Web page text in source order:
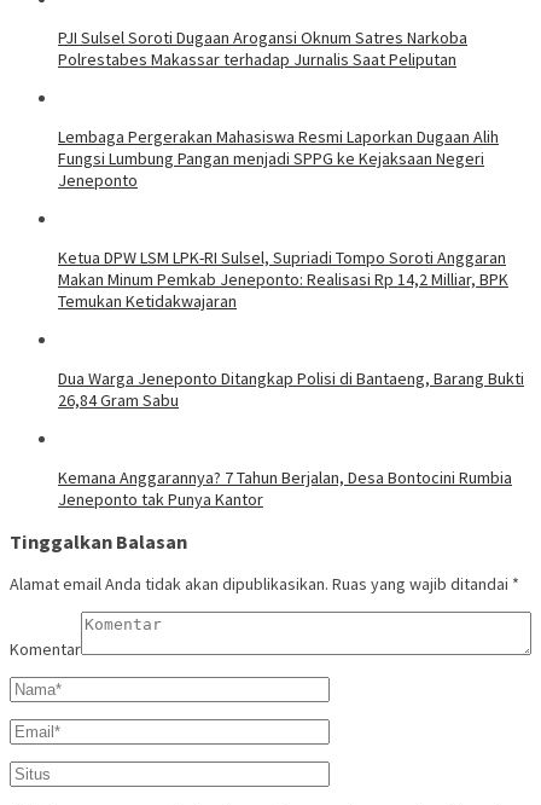
PJI Sulsel Soroti Dugaan Arogansi Oknum Satres Narkoba
Polrestabes Makassar terhadap Jurnalis Saat Peliputan
Lembaga Pergerakan Mahasiswa Resmi Laporkan Dugaan Alih
Fungsi Lumbung Pangan menjadi SPPG ke Kejaksaan Negeri
Jeneponto
Ketua DPW LSM LPK-RI Sulsel, Supriadi Tompo Soroti Anggaran
Makan Minum Pemkab Jeneponto: Realisasi Rp 14,2 Milliar, BPK
Temukan Ketidakwajaran
Dua Warga Jeneponto Ditangkap Polisi di Bantaeng, Barang Bukti
26,84 Gram Sabu
Kemana Anggarannya? 7 Tahun Berjalan, Desa Bontocini Rumbia
Jeneponto tak Punya Kantor
Tinggalkan Balasan
Alamat email Anda tidak akan dipublikasikan. Ruas yang wajib ditandai *
Komentar